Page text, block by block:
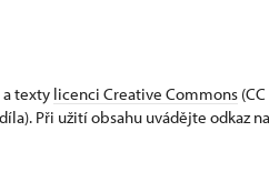
texty licenci Creative Commons
Při užití obsahu uvádějte odkaz